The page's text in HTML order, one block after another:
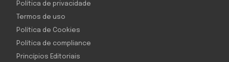
Política de privacidade
Termos de uso
Política de Cookies
Política de compliance
Princípios Editoriais